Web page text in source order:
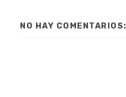
NO HAY COMENTARIOS: